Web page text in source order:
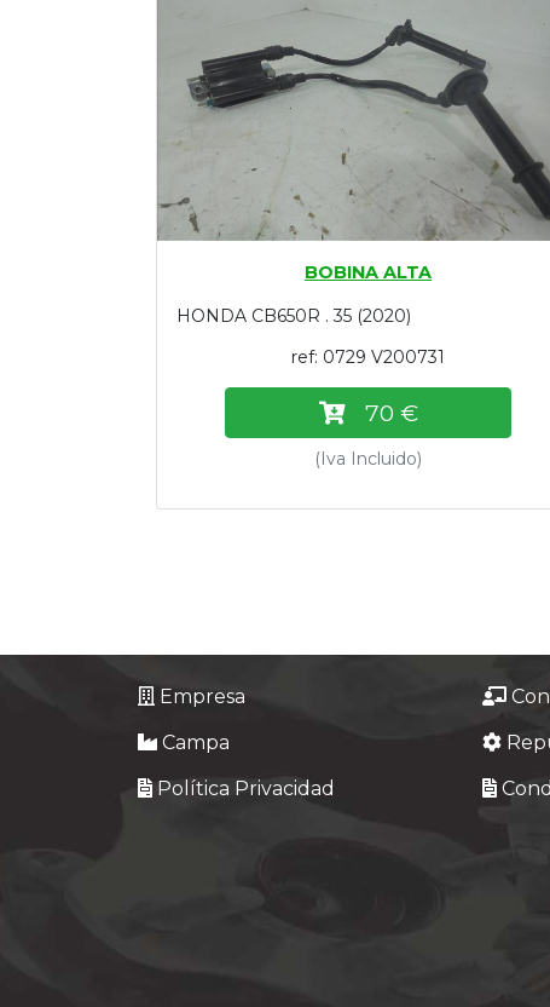
Formulario
BOBINA ALTA
HONDA CB650R . 35 (2020)
ref: 0729 V200731
70 €
(Iva Incluido)
Empresa
Campa
Política Privacidad